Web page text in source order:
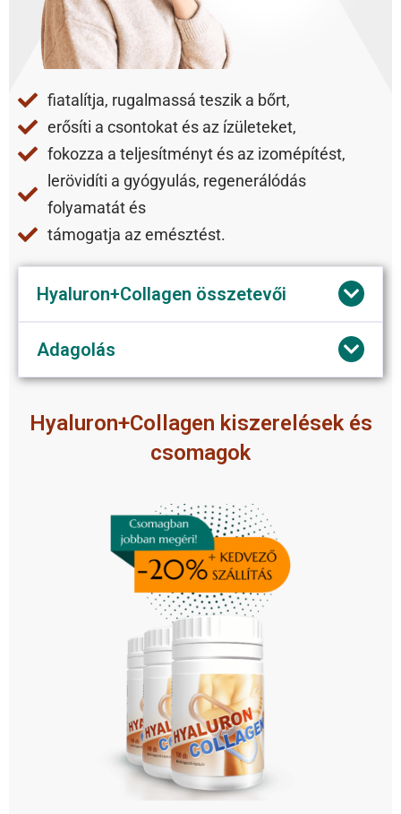
fiatalítja, rugalmassá teszik a bőrt,
erősíti a csontokat és az ízületeket,
fokozza a teljesítményt és az izomépítést,
lerövidíti a gyógyulás, regenerálódás
folyamatát és
támogatja az emésztést.
Hyaluron+Collagen összetevői
Adagolás
Hyaluron+Collagen kiszerelések és
csomagok